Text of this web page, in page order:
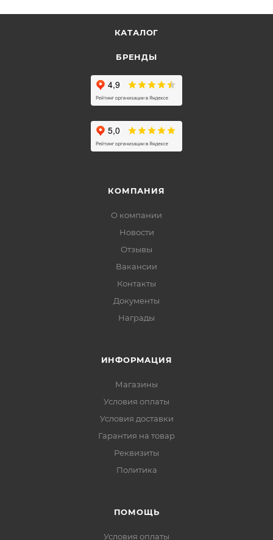
КАТАЛОГ
БРЕНДЫ
КОМПАНИЯ
О компании
Новости
Отзывы
Вакансии
Контакты
Документы
Награды
ИНФОРМАЦИЯ
Магазины
Условия оплаты
Условия доставки
Гарантия на товар
Реквизиты
Политика
ПОМОЩЬ
Условия оплаты